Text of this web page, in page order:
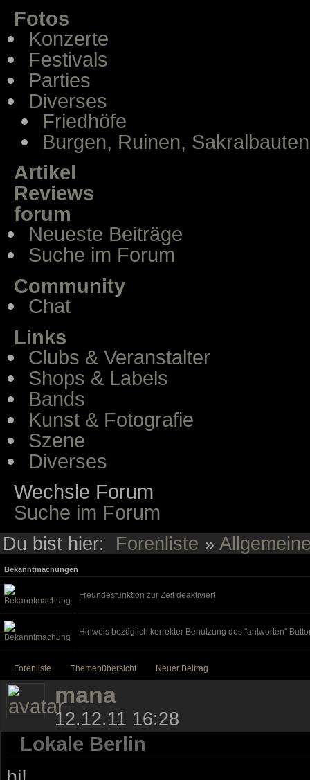
Fotos
Konzerte
Festivals
Parties
Diverses
Friedhöfe
Burgen, Ruinen, Sakralbauten
Artikel
Reviews
forum
Neueste Beiträge
Suche im Forum
Community
Chat
Links
Clubs & Veranstalter
Shops & Labels
Bands
Kunst & Fotografie
Szene
Diverses
Wechsle Forum
Suche im Forum
Du bist hier: Forenliste »
Bekanntmachungen
Freundesfunktion zur Zeit deaktiviert
Hinweis bezüglich korrekter Benutzung des "antworten"
Forenliste Themenübersicht Neuer Beitrag
mana
12.12.11 16:28
Lokale Berlin